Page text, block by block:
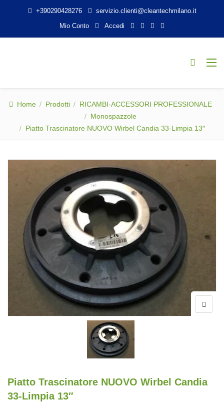
+390290428276
servizio.clienti@cleantechmilano.it
Mio Conto
Accedi
Home Prodotti
RICAMBI-ACCESSORI PROFESSIONALE
Monospazzole
Piatto Trascinatore NUOVO Wirbel Candia 33-Limpia 13″
Piatto Trascinatore NUOVO Wirbel Candia
33-Limpia 13″